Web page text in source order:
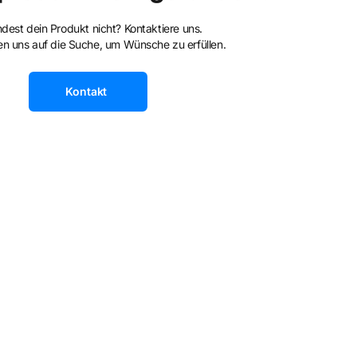
dein Produkt nicht? Kontaktiere uns.
uns auf die Suche, um Wünsche zu erfüllen.
Kontakt